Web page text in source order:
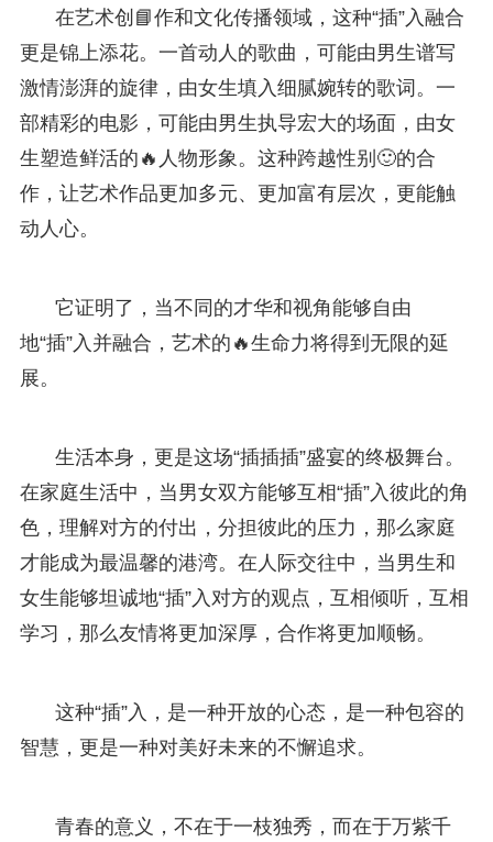
在艺术创📘作和文化传播领域，这种“插”入融合
更是锦上添花。一首动人的歌曲，可能由男生谱写
激情澎湃的旋律，由女生填入细腻婉转的歌词。一
部精彩的电影，可能由男生执导宏大的场面，由女
生塑造鲜活的🔥人物形象。这种跨越性别🙂的合
作，让艺术作品更加多元、更加富有层次，更能触
动人心。
它证明了，当不同的才华和视角能够自由
地“插”入并融合，艺术的🔥生命力将得到无限的延
展。
生活本身，更是这场“插插插”盛宴的终极舞台。
在家庭生活中，当男女双方能够互相“插”入彼此的角
色，理解对方的付出，分担彼此的压力，那么家庭
才能成为最温馨的港湾。在人际交往中，当男生和
女生能够坦诚地“插”入对方的观点，互相倾听，互相
学习，那么友情将更加深厚，合作将更加顺畅。
这种“插”入，是一种开放的心态，是一种包容的
智慧，更是一种对美好未来的不懈追求。
青春的意义，不在于一枝独秀，而在于万紫千